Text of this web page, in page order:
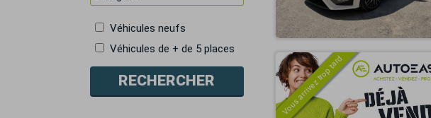
Véhicules neufs
Véhicules de + de 5 places
Vous arrivez trop tard